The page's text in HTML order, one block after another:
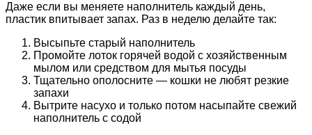
Даже если вы меняете наполнитель каждый день,
пластик впитывает запах. Раз в неделю делайте так:
Высыпьте старый наполнитель
Промойте лоток горячей водой с хозяйственным
мылом или средством для мытья посуды
Тщательно ополосните — кошки не любят резкие
запахи
Вытрите насухо и только потом насыпайте свежий
наполнитель с содой